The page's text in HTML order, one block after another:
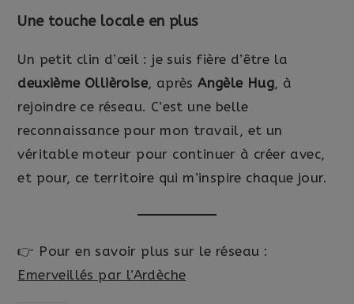
Une touche locale en plus
Un petit clin d’œil : je suis fière d’être la
deuxième Ollièroise, aprèsAngèle Hug, à
rejoindre ce réseau. C’est une belle
reconnaissance pour mon travail, et un
véritable moteur pour continuer à créer avec,
et pour, ce territoire qui m’inspire chaque jour.
👉 Pour en savoir plus sur le réseau :
Emerveillés par l’Ardèche